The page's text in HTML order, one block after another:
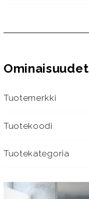
Ominaisuudet
Tuotemerkki
Tuotekoodi
Tuotekategoria